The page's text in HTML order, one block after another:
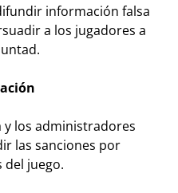
información falsa
a los jugadores a
y los administradores
las sanciones por
del juego.